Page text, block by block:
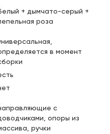
+ дымчато-серый +
роза
в момент
с
опоры из
ручки